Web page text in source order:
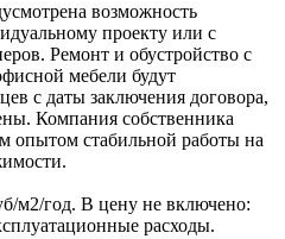
возможность
проекту или с
Ремонт и обустройство с
мебели будут
с даты заключения договора,
Компания собственника
опытом стабильной работы на
м2/год. В цену не включено:
расходы.